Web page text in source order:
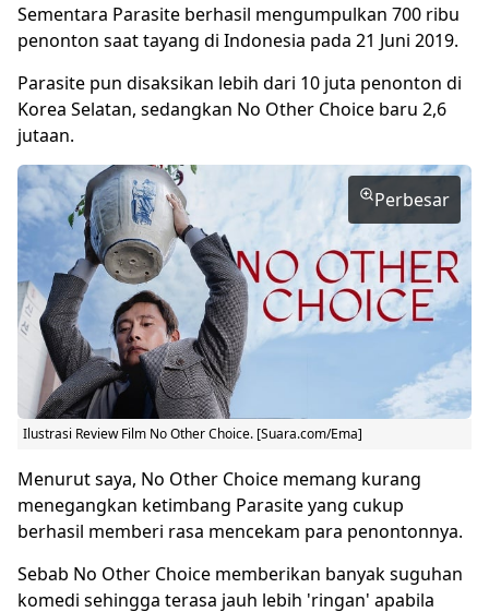
Sementara Parasite berhasil mengumpulkan 700 ribu
penonton saat tayang di Indonesia pada 21 Juni 2019.
Parasite pun disaksikan lebih dari 10 juta penonton di
Korea Selatan, sedangkan No Other Choice baru 2,6
jutaan.
Perbesar
Ilustrasi Review Film No Other Choice. [Suara.com/Ema]
Menurut saya, No Other Choice memang kurang
menegangkan ketimbang Parasite yang cukup
berhasil memberi rasa mencekam para penontonnya.
Sebab No Other Choice memberikan banyak suguhan
komedi sehingga terasa jauh lebih 'ringan' apabila